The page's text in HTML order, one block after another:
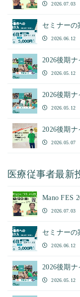
2026.07.03
セミナー
2026.06.12
2026後期
2026.05.12
2026後期
2026.05.12
2026後期
2026.05.07
医療従事者最新
Mano FES
2026.07.03
セミナー
2026.06.12
2026後期
2026.05.12